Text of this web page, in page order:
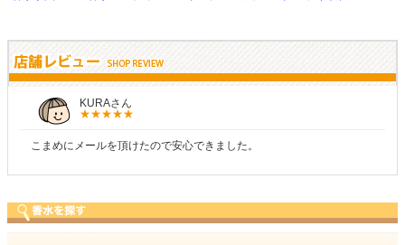
KURAさん
こまめにメールを頂けたので安心できました。